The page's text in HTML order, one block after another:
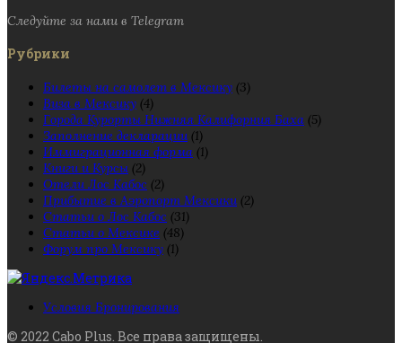
Следуйте за нами в Telegram
Рубрики
Билеты на самолет в Мексику (3)
Виза в Мексику (4)
Города Курорты Нижняя Калифорния Баха (5)
Заполнение декларации (1)
Иммиграционная форма (1)
Книги и Курсы (2)
Отели Лос Кабос (2)
Прибытие в Аэропорт Мексики (2)
Статьи о Лос Кабос (31)
Статьи о Мексике (48)
Форум про Мексику (1)
Условия Бронирования
© 2022 Cabo Plus. Все права защищены.